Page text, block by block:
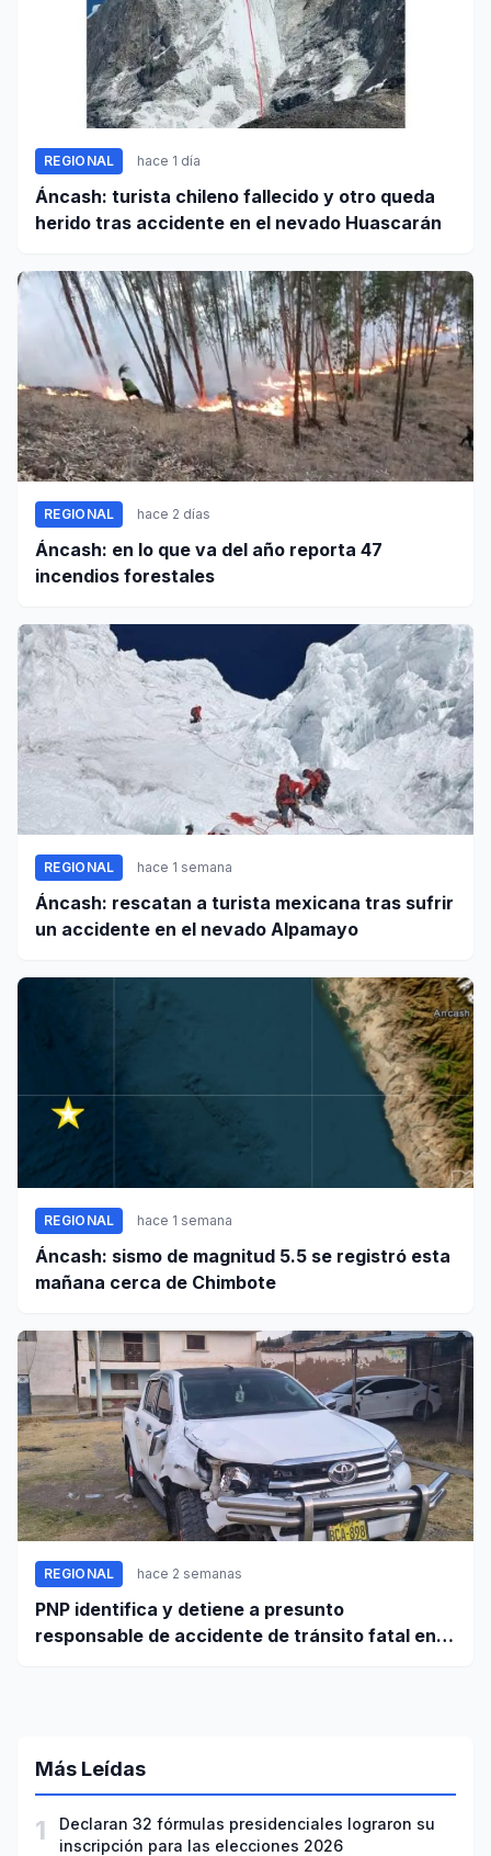
REGIONAL hace 1 día
Áncash: turista chileno fallecido y otro queda
herido tras accidente en el nevado Huascarán
REGIONAL hace 2 días
Áncash: en lo que va del año reporta 47
incendios forestales
REGIONAL hace 1 semana
Áncash: rescatan a turista mexicana tras sufrir
un accidente en el nevado Alpamayo
REGIONAL hace 1 semana
Áncash: sismo de magnitud 5.5 se registró esta
mañana cerca de Chimbote
REGIONAL hace 2 semanas
PNP identifica y detiene a presunto
responsable de accidente de tránsito fatal en
Más Leídas
1
Declaran 32 fórmulas presidenciales lograron su
inscripción para las elecciones 2026